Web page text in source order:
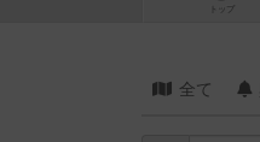
トップ
全て